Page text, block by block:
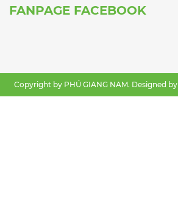
FANPAGE FACEBOOK
Copyright by PHÚ GIANG NAM. Designed by